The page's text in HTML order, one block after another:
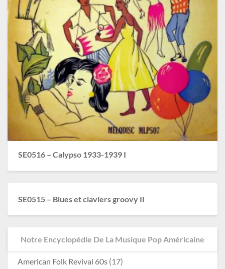
SE0516 – Calypso 1933-1939 I
SE0515 – Blues et claviers groovy II
Notre Encyclopédie De La Musique Pop Américaine
American Folk Revival 60s (17)